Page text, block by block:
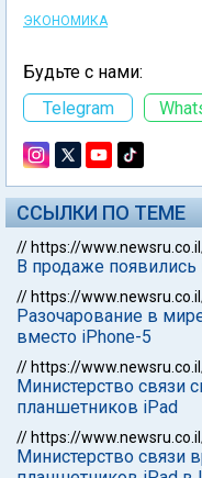
ЭКОНОМИКА
Будьте с нами:
Telegram
ССЫЛКИ ПО ТЕМЕ
// https://
В продаже появились
// https://
Разочарование в
вместо iPhone-5
// https://
Министерство связи
планшетников iPad
// https://
Министерство связи